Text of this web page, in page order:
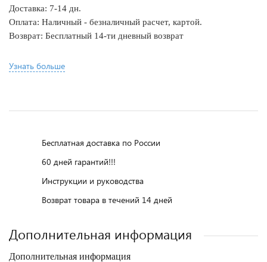
Доставка: 7-14 дн.
Оплата: Наличный - безналичный расчет, картой.
Возврат: Бесплатный 14-ти дневный возврат
Узнать больше
Бесплатная доставка по России
60 дней гарантий!!!
Инструкции и руководства
Возврат товара в течений 14 дней
Дополнительная информация
Дополнительная информация